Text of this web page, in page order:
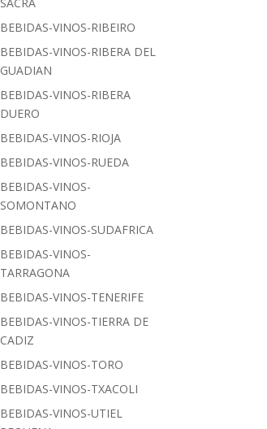
BEBIDAS-VINOS-RIBEIRO
BEBIDAS-VINOS-RIBERA DEL
GUADIAN
BEBIDAS-VINOS-RIBERA
DUERO
BEBIDAS-VINOS-RIOJA
BEBIDAS-VINOS-RUEDA
BEBIDAS-VINOS-
SOMONTANO
BEBIDAS-VINOS-SUDAFRICA
BEBIDAS-VINOS-
TARRAGONA
BEBIDAS-VINOS-TENERIFE
BEBIDAS-VINOS-TIERRA DE
CADIZ
BEBIDAS-VINOS-TORO
BEBIDAS-VINOS-TXACOLI
BEBIDAS-VINOS-UTIEL